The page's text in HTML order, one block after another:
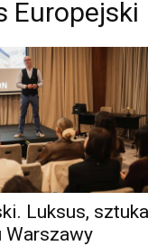
Europejski
Luksus,
Warszawy